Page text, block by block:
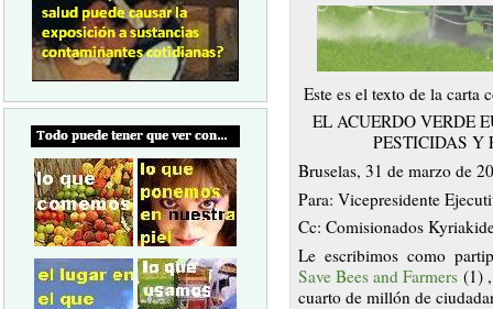
Este es el texto de la carta
EL ACUERDO VERDE
PESTICIDAS Y
Bruselas, 31 de marzo de
Para: Vicepresidente
Cc: Comisionados
Le escribimos como
Save Bees and Farmers(1) ,
cuarto de millón de